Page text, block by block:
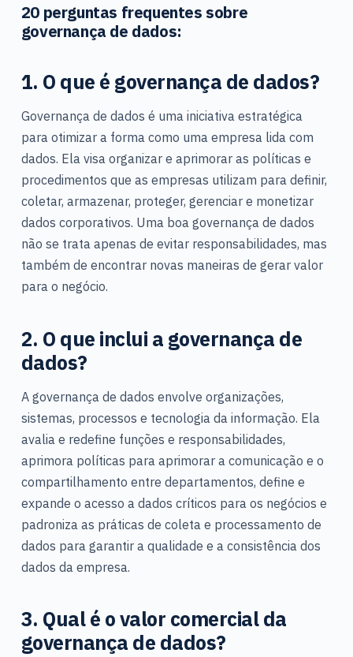
20 perguntas frequentes sobre
governança de dados:
1. O que é governança de dados?
Governança de dados é uma iniciativa estratégica
para otimizar a forma como uma empresa lida com
dados. Ela visa organizar e aprimorar as políticas e
procedimentos que as empresas utilizam para definir,
coletar, armazenar, proteger, gerenciar e monetizar
dados corporativos. Uma boa governança de dados
não se trata apenas de evitar responsabilidades, mas
também de encontrar novas maneiras de gerar valor
para o negócio.
2. O que inclui a governança de
dados?
A governança de dados envolve organizações,
sistemas, processos e tecnologia da informação. Ela
avalia e redefine funções e responsabilidades,
aprimora políticas para aprimorar a comunicação e o
compartilhamento entre departamentos, define e
expande o acesso a dados críticos para os negócios e
padroniza as práticas de coleta e processamento de
dados para garantir a qualidade e a consistência dos
dados da empresa.
3. Qual é o valor comercial da
governança de dados?